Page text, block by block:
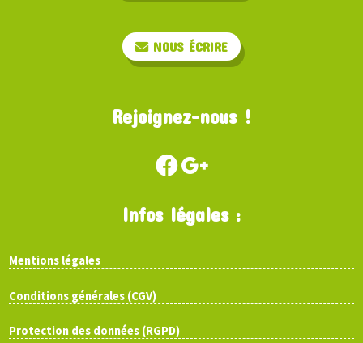
NOUS ÉCRIRE
Rejoignez-nous !
Infos légales :
Mentions légales
Conditions générales (CGV)
Protection des données (RGPD)